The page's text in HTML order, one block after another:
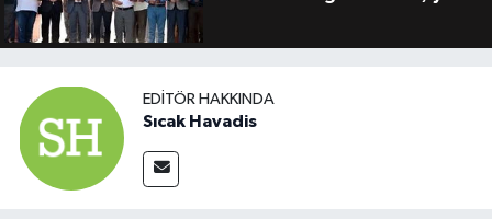
EDITÖR HAKKINDA
Sıcak Havadis